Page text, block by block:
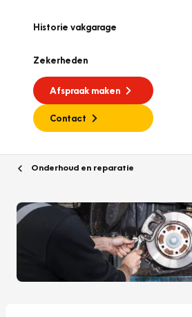
Historie vakgarage
Zekerheden
Afspraak maken
Contact
Onderhoud en reparatie